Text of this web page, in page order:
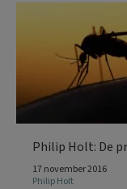
Philip Holt: De
17 november 2016
Philip Holt